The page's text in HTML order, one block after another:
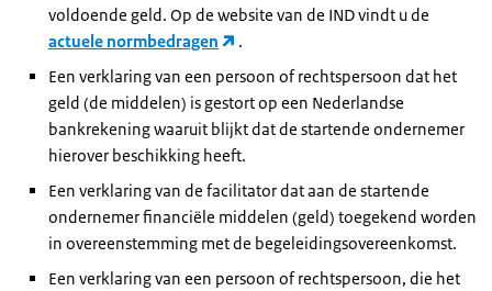
voldoende geld. Op de website van de IND vindt u de
actuele normbedragen
.
Een verklaring van een persoon of rechtspersoon dat het
geld (de middelen) is gestort op een Nederlandse
bankrekening waaruit blijkt dat de startende ondernemer
hierover beschikking heeft.
Een verklaring van de facilitator dat aan de startende
ondernemer financiële middelen (geld) toegekend worden
in overeenstemming met de begeleidingsovereenkomst.
Een verklaring van een persoon of rechtspersoon, die het